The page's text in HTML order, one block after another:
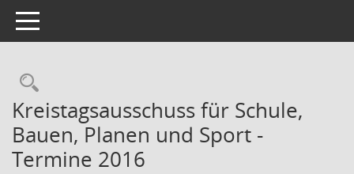
Toggle navigation
Rechercheauswahl
Kreistagsausschuss für Schule,
Bauen, Planen und Sport -
Termine 2016